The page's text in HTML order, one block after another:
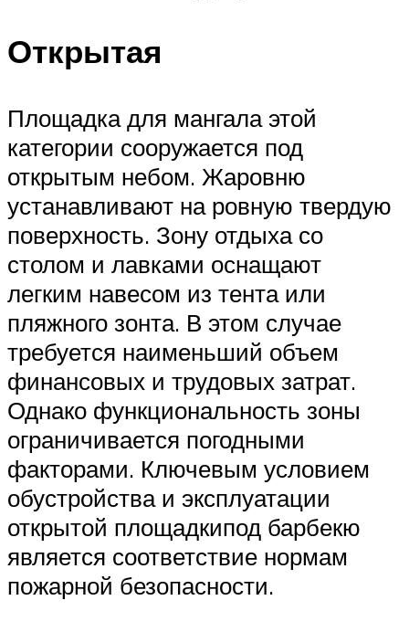
Открытая
Площадка для мангала этой
категории сооружается под
открытым небом. Жаровню
устанавливают на ровную твердую
поверхность. Зону отдыха со
столом и лавками оснащают
легким навесом из тента или
пляжного зонта. В этом случае
требуется наименьший объем
финансовых и трудовых затрат.
Однако функциональность зоны
ограничивается погодными
факторами. Ключевым условием
обустройства и эксплуатации
открытой площадкипод барбекю
является соответствие нормам
пожарной безопасности.